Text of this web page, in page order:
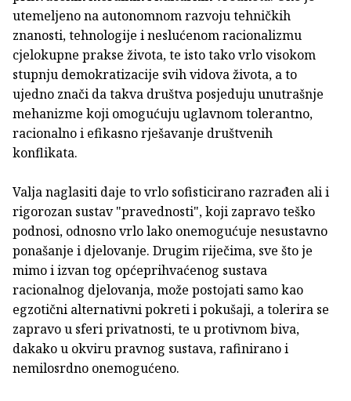
utemeljeno na autonomnom razvoju tehničkih
znanosti, tehnologije i neslućenom racionalizmu
cjelokupne prakse života, te isto tako vrlo visokom
stupnju demokratizacije svih vidova života, a to
ujedno znači da takva društva posjeduju unutrašnje
mehanizme koji omogućuju uglavnom tolerantno,
racionalno i efikasno rješavanje društvenih
konflikata.
Valja naglasiti daje to vrlo sofisticirano razrađen ali i
rigorozan sustav "pravednosti", koji zapravo teško
podnosi, odnosno vrlo lako onemogućuje nesustavno
ponašanje i djelovanje. Drugim riječima, sve što je
mimo i izvan tog općeprihvaćenog sustava
racionalnog djelovanja, može postojati samo kao
egzotični alternativni pokreti i pokušaji, a tolerira se
zapravo u sferi privatnosti, te u protivnom biva,
dakako u okviru pravnog sustava, rafinirano i
nemilosrdno onemogućeno.